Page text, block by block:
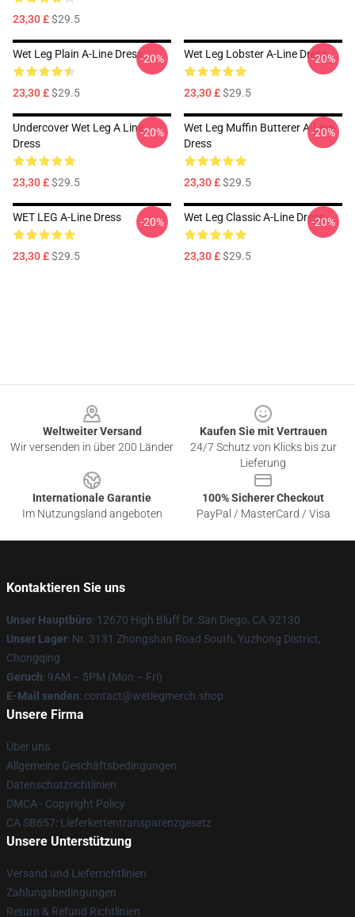
23,30 £$29.5
Wet Leg Plain A-Line Dress
23,30 £$29.5
-20% Wet Leg Lobster A-Line Dress
23,30 £$29.5
-20%
Undercover Wet Leg A Line
Dress
23,30 £$29.5
-20%
Wet Leg Muffin Butterer A-Line
Dress
23,30 £$29.5
-20%
WET LEG A-Line Dress
23,30 £$29.5
-20% Wet Leg Classic A-Line Dress
23,30 £$29.5
-20%
Weltweiter Versand
Wir versenden in über 200 Länder
Kaufen Sie mit Vertrauen
24/7 Schutz von Klicks bis zur
Lieferung
Internationale Garantie
Im Nutzungsland angeboten
100% Sicherer Checkout
PayPal / MasterCard / Visa
Kontaktieren Sie uns
Unser Hauptbüro: 12670 High Bluff Dr. San Diego, CA 92130
Unser Lager: Nr. 3131 Zhongshan Road South, Yuzhong District,
Chongqing
Geruch: 9AM – 5PM (Mon – Fri)
E-Mail senden: contact@wetlegmerch.shop
Unsere Firma
Über uns
Allgemeine Geschäftsbedingungen
Datenschutzrichtlinien
DMCA - Copyright Policy
CA SB657: Lieferkettentransparenzgesetz
Unsere Unterstützung
Versand und Lieferrichtlinien
Zahlungsbedingungen
Return & Refund Richtlinien